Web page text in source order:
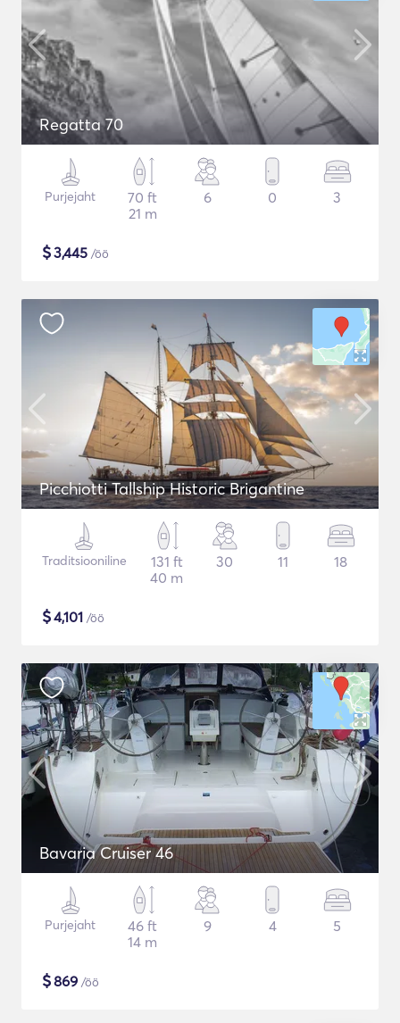
Regatta 70
Purjejaht
70 ft
21 m
6 0 3
$3,445 /öö
Picchiotti Tallship Historic Brigantine
Traditsiooniline
131 ft
40 m
30 11 18
$4,101 /öö
Bavaria Cruiser 46
Purjejaht
46 ft
14 m
9 4 5
$869 /öö